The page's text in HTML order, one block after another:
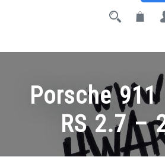
Porsche 911
RS 2.7 –